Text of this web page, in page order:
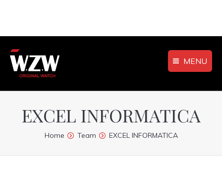
MENU
EXCEL INFORMATICA
You are here:Home Team EXCEL INFORMATICA